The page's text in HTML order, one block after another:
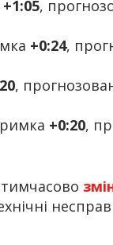
+1:05,
+0:24,
,
+0:20,